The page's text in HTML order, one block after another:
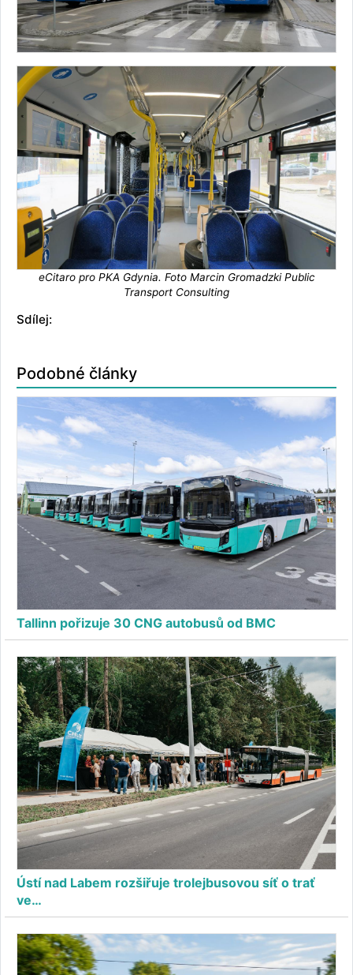
eCitaro pro PKA Gdynia. Foto Marcin Gromadzki Public
Transport Consulting
Sdílej:
Podobné články
Tallinn pořizuje 30 CNG autobusů od BMC
Ústí nad Labem rozšiřuje trolejbusovou síť o trať
ve…